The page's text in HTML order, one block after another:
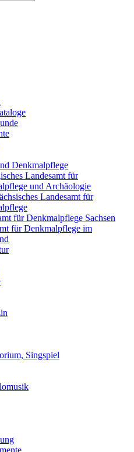
Denkmalpflege
Landesamt für
und Archäologie
Landesamt für
für Denkmalpflege Sachsen
für Denkmalpflege im
Singspiel